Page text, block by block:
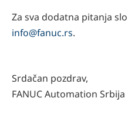
Za sva dodatna pitanja
info@fanuc.rs.
Srdačan pozdrav,
FANUC Automation Srbija